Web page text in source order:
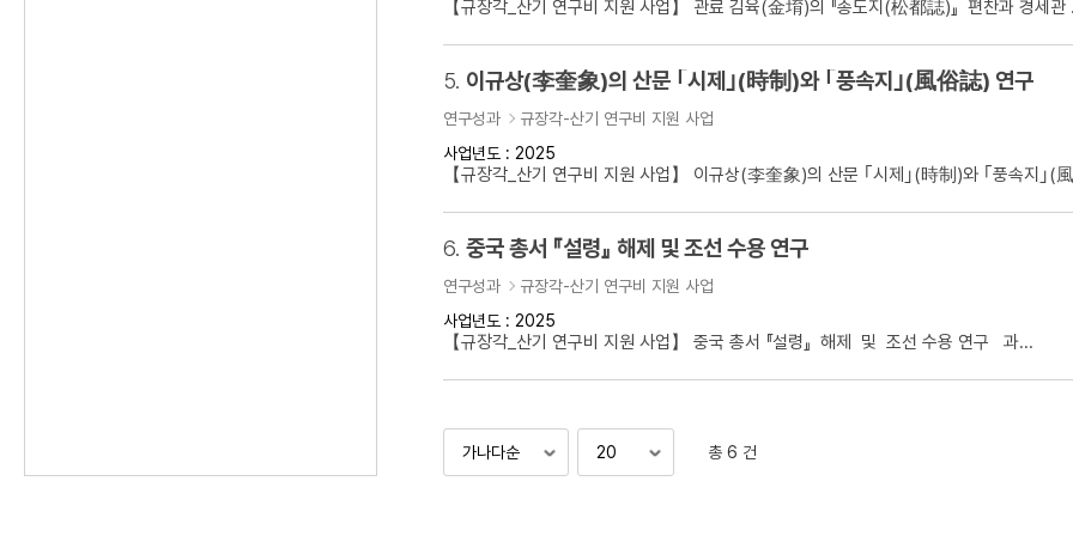
【규장각_산기 연구비 지원 사업】 관료 김육(金堉)의 『송도지(松都誌)』 편찬과 경세관
5. 이규상(李奎象)의 산문 ｢시제｣(時制)와 ｢풍속지｣(風俗誌) 연구
연구성과
규장각-산기 연구비 지원 사업
사업년도 : 2025
【규장각_산기 연구비 지원 사업】 이규상(李奎象)의 산문 ｢시제｣(時制)와 ｢풍속지｣(
6. 중국 총서 『설령』 해제 및 조선 수용 연구
연구성과
규장각-산기 연구비 지원 사업
사업년도 : 2025
【규장각_산기 연구비 지원 사업】 중국 총서 『설령』 해제 및 조선 수용 연구 과...
총 6 건